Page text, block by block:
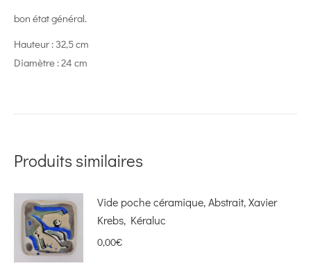
bon état général.
Hauteur : 32,5 cm
Diamètre : 24 cm
Produits similaires
Vide poche céramique, Abstrait, Xavier
Krebs, Kéraluc
0,00€